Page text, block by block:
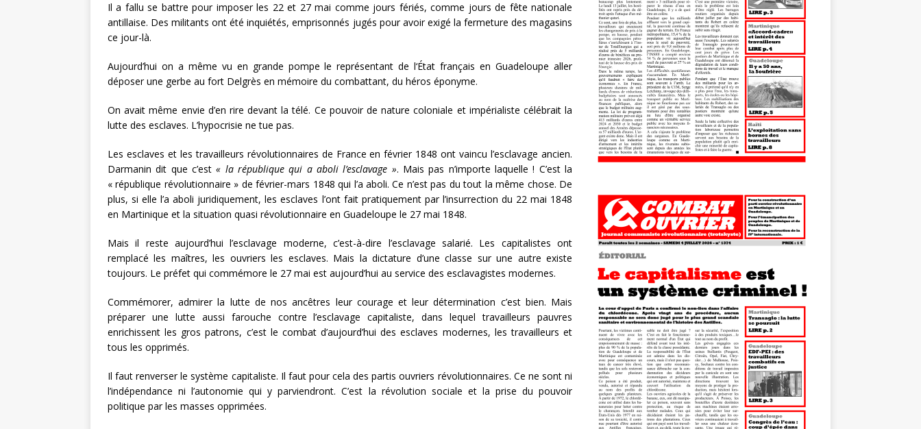
Il a fallu se battre pour imposer les 22 et 27 mai comme jours fériés, comme jours de fête nationale
antillaise. Des militants ont été inquiétés, emprisonnés jugés pour avoir exigé la fermeture des magasins
ce jour-là.
Aujourd’hui on a même vu en grande pompe le représentant de l‘État français en Guadeloupe aller
déposer une gerbe au fort Delgrès en mémoire du combattant, du héros éponyme.
On avait même envie d’en rire devant la télé. Ce pouvoir de nature coloniale et impérialiste célébrait la
lutte des esclaves. L’hypocrisie ne tue pas.
Les esclaves et les travailleurs révolutionnaires de France en février 1848 ont vaincu l’esclavage ancien.
Darmanin dit que c’est« la république qui a aboli l’esclavage ». Mais pas n’importe laquelle ! C’est la
« république révolutionnaire » de février-mars 1848 qui l’a aboli. Ce n’est pas du tout la même chose. De
plus, si elle l’a aboli juridiquement, les esclaves l’ont fait pratiquement par l’insurrection du 22 mai 1848
en Martinique et la situation quasi révolutionnaire en Guadeloupe le 27 mai 1848.
Mais il reste aujourd’hui l’esclavage moderne, c’est-à-dire l’esclavage salarié. Les capitalistes ont
remplacé les maîtres, les ouvriers les esclaves. Mais la dictature d’une classe sur une autre existe
toujours. Le préfet qui commémore le 27 mai est aujourd’hui au service des esclavagistes modernes.
Commémorer, admirer la lutte de nos ancêtres leur courage et leur détermination c’est bien. Mais
préparer une lutte aussi farouche contre l’esclavage capitaliste, dans lequel travailleurs pauvres
enrichissent les gros patrons, c’est le combat d’aujourd’hui des esclaves modernes, les travailleurs et
tous les opprimés.
Il faut renverser le système capitaliste. Il faut pour cela des partis ouvriers révolutionnaires. Ce ne sont ni
l’indépendance ni l’autonomie qui y parviendront. C’est la révolution sociale et la prise du pouvoir
politique par les masses opprimées.